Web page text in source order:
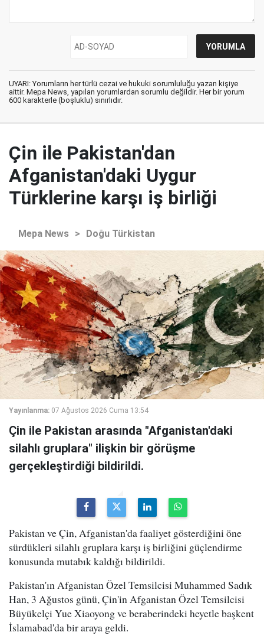
UYARI: Yorumların her türlü cezai ve hukuki sorumluluğu yazan kişiye
aittir. Mepa News, yapılan yorumlardan sorumlu değildir. Her bir yorum
600 karakterle (boşluklu) sınırlıdır.
Çin ile Pakistan'dan
Afganistan'daki Uygur
Türklerine karşı iş birliği
Mepa News > Doğu Türkistan
Yayınlanma: 07 Ağustos 2026 Cuma 13:54
Çin ile Pakistan arasında "Afganistan'daki
silahlı gruplara" ilişkin bir görüşme
gerçekleştirdiği bildirildi.
Pakistan ve Çin, Afganistan'da faaliyet gösterdiğini öne
sürdükleri silahlı gruplara karşı iş birliğini güçlendirme
konusunda mutabık kaldığı bildirildi.
Pakistan'ın Afganistan Özel Temsilcisi Muhammed Sadık
Han, 3 Ağustos günü, Çin'in Afganistan Özel Temsilcisi
Büyükelçi Yue Xiaoyong ve beraberindeki heyetle başkent
İslamabad'da bir araya geldi.